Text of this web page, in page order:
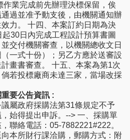
業完成前先辦理決標保留，俟
過並准予動支後，由機關通知辦
力。 十四、本案訂約日期為決
30日內完成工程設計預算書圖
交付機關審查，以機關總收文日
一式十份）；另乙方應於送審設
畫書審查。 十五、本案為第1次
若投標廠商未達三家，當場改採
要公告資訊 :
屬政府採購法第31條規定不予
始得提出申訴。--> 一、採購單
聯絡電話：05-7882221#222。
本所財行課洽購，郵購方式：附